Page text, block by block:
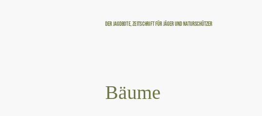
Der Jagdbote, Zeitschrift für Jäger und Naturschützer
Bäume